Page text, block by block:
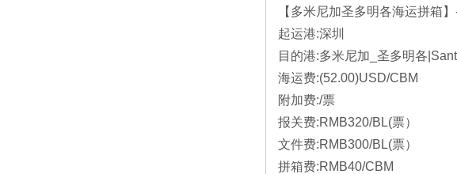
【多米尼加圣多明各海运拼箱
起运港:深圳
目的港:多米尼加_圣多明各
海运费:(52.00)USD/CBM
附加费:/票
报关费:RMB320/BL(票）
文件费:RMB300/BL(票）
拼箱费:RMB40/CBM